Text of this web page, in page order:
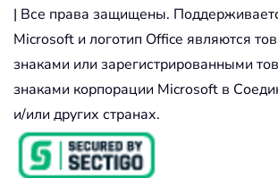
| Все права защищены.
Microsoft и логотип Office являются
знаками или зарегистрированными
знаками корпорации Microsoft в
и/или других странах.